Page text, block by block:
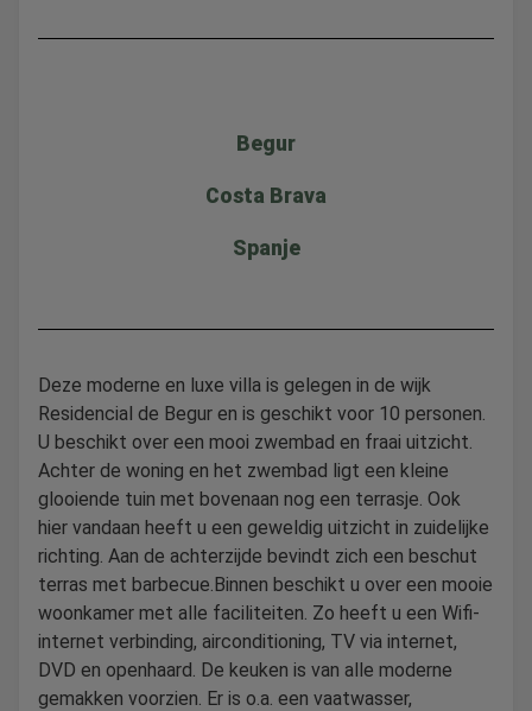
Begur
Costa Brava
Spanje
Deze moderne en luxe villa is gelegen in de wijk
Residencial de Begur en is geschikt voor 10 personen.
U beschikt over een mooi zwembad en fraai uitzicht.
Achter de woning en het zwembad ligt een kleine
glooiende tuin met bovenaan nog een terrasje. Ook
hier vandaan heeft u een geweldig uitzicht in zuidelijke
richting. Aan de achterzijde bevindt zich een beschut
terras met barbecue.Binnen beschikt u over een mooie
woonkamer met alle faciliteiten. Zo heeft u een Wifi-
internet verbinding, airconditioning, TV via internet,
DVD en openhaard. De keuken is van alle moderne
gemakken voorzien. Er is o.a. een vaatwasser,